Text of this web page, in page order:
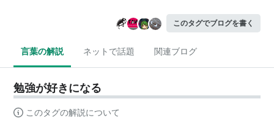
このタグでブログを書く
言葉の解説 ネットで話題 関連ブログ
勉強が好きになる
このタグの解説について